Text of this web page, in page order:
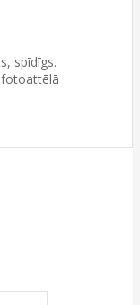
spīdīgs.
fotoattēlā